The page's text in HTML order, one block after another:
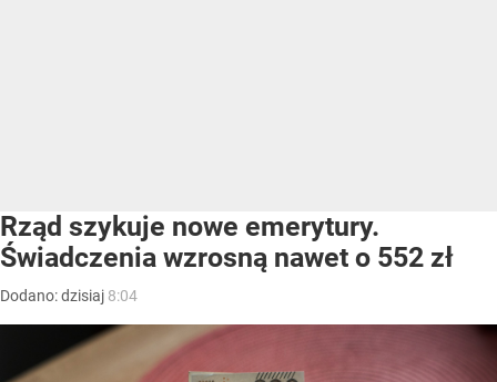
Rząd szykuje nowe emerytury.
Świadczenia wzrosną nawet o 552 zł
Dodano:dzisiaj 8:04